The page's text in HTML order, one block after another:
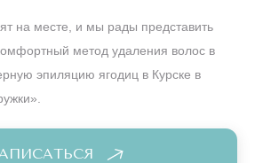
на месте, и мы рады представить
метод удаления волос в
эпиляцию ягодиц в Курске в